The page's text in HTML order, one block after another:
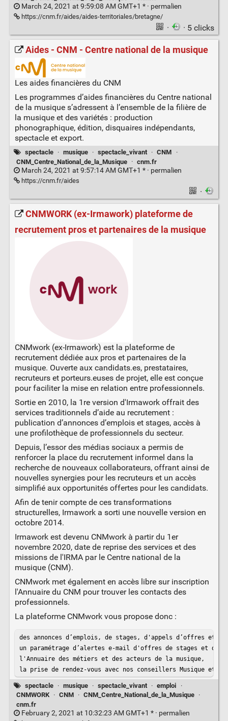
March 24, 2021 at 9:59:08 AM GMT+1 * · permalien
https://cnm.fr/aides/aides-territoriales/bretagne/
· · 5 clicks
Aides - CNM - Centre national de la musique
Les aides financières du CNM
Les programmes d’aides financières du Centre national
de la musique s’adressent à l’ensemble de la filière de
la musique et des variétés : production
phonographique, édition, disquaires indépendants,
spectacle et export.
spectacle · musique · spectacle_vivant · CNM
·
CNM_Centre_National_de_la_Musique
· cnm.fr
March 24, 2021 at 9:57:14 AM GMT+1 * · permalien
https://cnm.fr/aides
·
CNMWORK (ex-Irmawork) plateforme de
recrutement pros et partenaires de la musique
CNMwork (ex-Irmawork) est la plateforme de
recrutement dédiée aux pros et partenaires de la
musique. Ouverte aux candidats.es, prestataires,
recruteurs et porteurs.euses de projet, elle est conçue
pour faciliter la mise en relation entre professionnels.
Sortie en 2010, la 1re version d'Irmawork offrait des
services traditionnels d’aide au recrutement :
publication d’annonces d’emplois et stages, accès à
une profilothèque de professionnels du secteur.
Depuis, l’essor des médias sociaux a permis de
renforcer la place du recrutement informel dans la
recherche de nouveaux collaborateurs, offrant ainsi de
nouvelles synergies pour les recruteurs et un accès
simplifié aux opportunités offertes pour les candidats.
Afin de tenir compte de ces transformations
structurelles, Irmawork a sorti une nouvelle version en
octobre 2014.
Irmawork est devenu CNMwork à partir du 1er
novembre 2020, date de reprise des services et des
missions de l'IRMA par le Centre national de la
musique (CNM).
CNMwork met également en accès libre sur inscription
l'Annuaire du CNM pour trouver les contacts des
professionnels.
La plateforme CNMwork vous propose donc :
des annonces d’emplois, de stages, d'appels d’offres et
un paramétrage d’alertes e-mail d'offres de stages et
l'Annuaire des métiers et des acteurs de la musique,
la prise de rendez-vous avec nos conseillers Musique et
spectacle · musique · spectacle_vivant · emploi
·
CNMWORK
· CNM · CNM_Centre_National_de_la_Musique ·
cnm.fr
February 2, 2021 at 10:32:23 AM GMT+1 * · permalien